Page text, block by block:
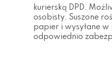
kurierską DPD.
osobisty. Suszone
papier i wysyłane w
odpowiednio